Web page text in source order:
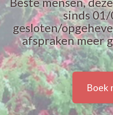
sinds
gesloten/
afspraken meer
Boek